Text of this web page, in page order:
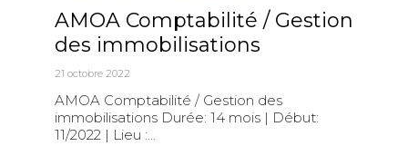
AMOA Comptabilité / Gestion
des immobilisations
21 octobre 2022
AMOA Comptabilité / Gestion des
immobilisations Durée: 14 mois | Début:
11/2022 | Lieu :...